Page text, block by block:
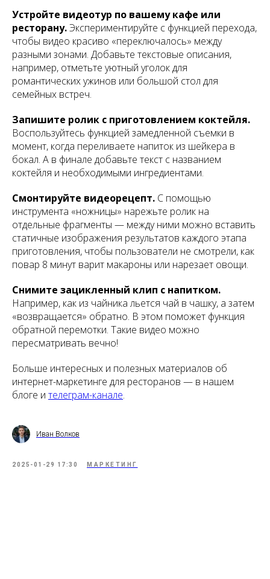
Устройте видеотур по вашему кафе или
ресторану.Экспериментируйте с функцией перехода,
чтобы видео красиво «переключалось» между
разными зонами. Добавьте текстовые описания,
например, отметьте уютный уголок для
романтических ужинов или большой стол для
семейных встреч.
Запишите ролик с приготовлением коктейля.
Воспользуйтесь функцией замедленной съемки в
момент, когда переливаете напиток из шейкера в
бокал. А в финале добавьте текст с названием
коктейля и необходимыми ингредиентами.
Смонтируйте видеорецепт. С помощью
инструмента «ножницы» нарежьте ролик на
отдельные фрагменты — между ними можно вставить
статичные изображения результатов каждого этапа
приготовления, чтобы пользователи не смотрели, как
повар 8 минут варит макароны или нарезает овощи.
Снимите зацикленный клип с напитком.
Например, как из чайника льется чай в чашку, а затем
«возвращается» обратно. В этом поможет функция
обратной перемотки. Такие видео можно
пересматривать вечно!
Больше интересных и полезных материалов об
интернет-маркетинге для ресторанов — в нашем
блоге и телеграм-канале.
Иван Волков
2025-01-29 17:30 МАРКЕТИНГ